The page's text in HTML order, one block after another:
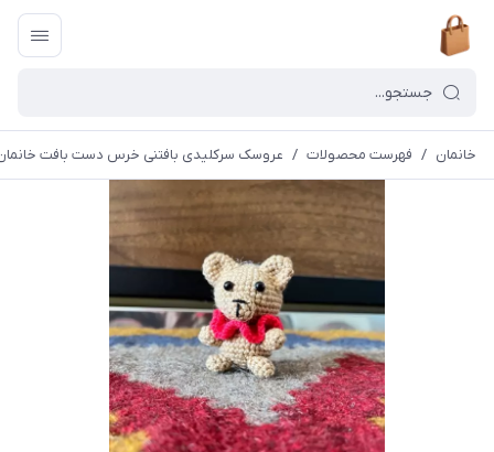
خانمان / فهرست محصولات / عروسک سرکلیدی بافتنی خرس دست بافت خانمان مدل